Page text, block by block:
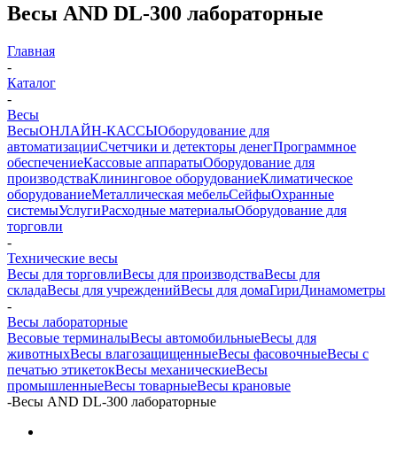
Весы AND DL-300 лабораторные
Главная
-
Каталог
-
Весы
ВесыОНЛАЙН-КАССЫОборудование для
автоматизацииСчетчики и детекторы денегПрограммное
обеспечениеКассовые аппаратыОборудование для
производстваКлининговое оборудованиеКлиматическое
оборудованиеМеталлическая мебельСейфыОхранные
системыУслугиРасходные материалыОборудование для
торговли
-
Технические весы
Весы для торговлиВесы для производстваВесы для
складаВесы для учрежденийВесы для домаГириДинамометры
-
Весы лабораторные
Весовые терминалыВесы автомобильныеВесы для
животныхВесы влагозащищенныеВесы фасовочныеВесы с
печатью этикетокВесы механическиеВесы
промышленныеВесы товарныеВесы крановые
-Весы AND DL-300 лабораторные